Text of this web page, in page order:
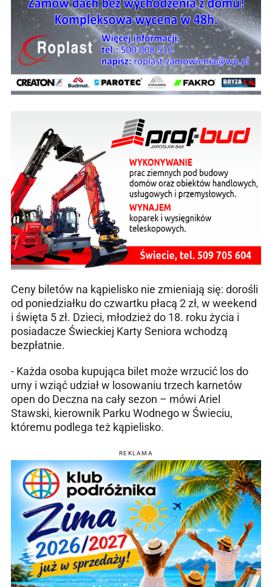
Ceny biletów na kąpielisko nie zmieniają się: dorośli
od poniedziałku do czwartku płacą 2 zł, w weekend
i święta 5 zł. Dzieci, młodzież do 18. roku życia i
posiadacze Świeckiej Karty Seniora wchodzą
bezpłatnie.
- Każda osoba kupująca bilet może wrzucić los do
urny i wziąć udział w losowaniu trzech karnetów
open do Deczna na cały sezon – mówi Ariel
Stawski, kierownik Parku Wodnego w Świeciu,
któremu podlega też kąpielisko.
REKLAMA